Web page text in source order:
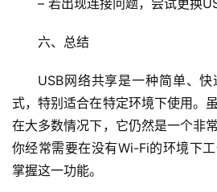
题
列
表
– 若出现连接问题，尝试更换
六、总结
USB网络共享是一种简单、
式，特别适合在特定环境下使用。
在大多数情况下，它仍然是一个非
你经常需要在没有Wi-Fi的环境下
掌握这一功能。